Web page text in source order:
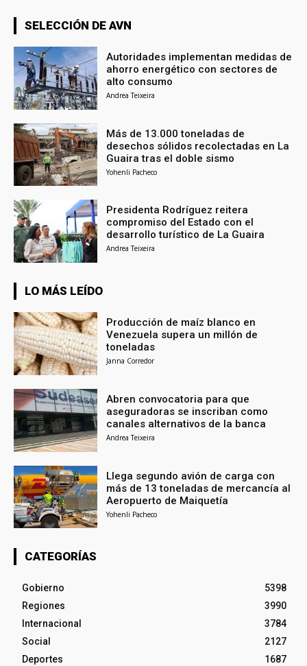
SELECCIÓN DE AVN
Autoridades implementan medidas de
ahorro energético con sectores de
alto consumo
Andrea Teixeira
Más de 13.000 toneladas de
desechos sólidos recolectadas en La
Guaira tras el doble sismo
Yohenli Pacheco
Presidenta Rodríguez reitera
compromiso del Estado con el
desarrollo turístico de La Guaira
Andrea Teixeira
LO MÁS LEÍDO
Producción de maíz blanco en
Venezuela supera un millón de
toneladas
Janna Corredor
Abren convocatoria para que
aseguradoras se inscriban como
canales alternativos de la banca
Andrea Teixeira
Llega segundo avión de carga con
más de 13 toneladas de mercancía al
Aeropuerto de Maiquetía
Yohenli Pacheco
CATEGORÍAS
Gobierno
5398
Regiones
3990
Internacional
3784
Social
2127
Deportes
1687